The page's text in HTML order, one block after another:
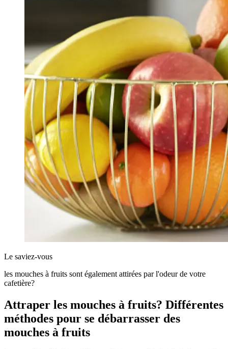
Le saviez-vous
les mouches à fruits sont également attirées par l'odeur de votre
cafetière?
Attraper les mouches à fruits? Différentes
méthodes pour se débarrasser des
mouches à fruits